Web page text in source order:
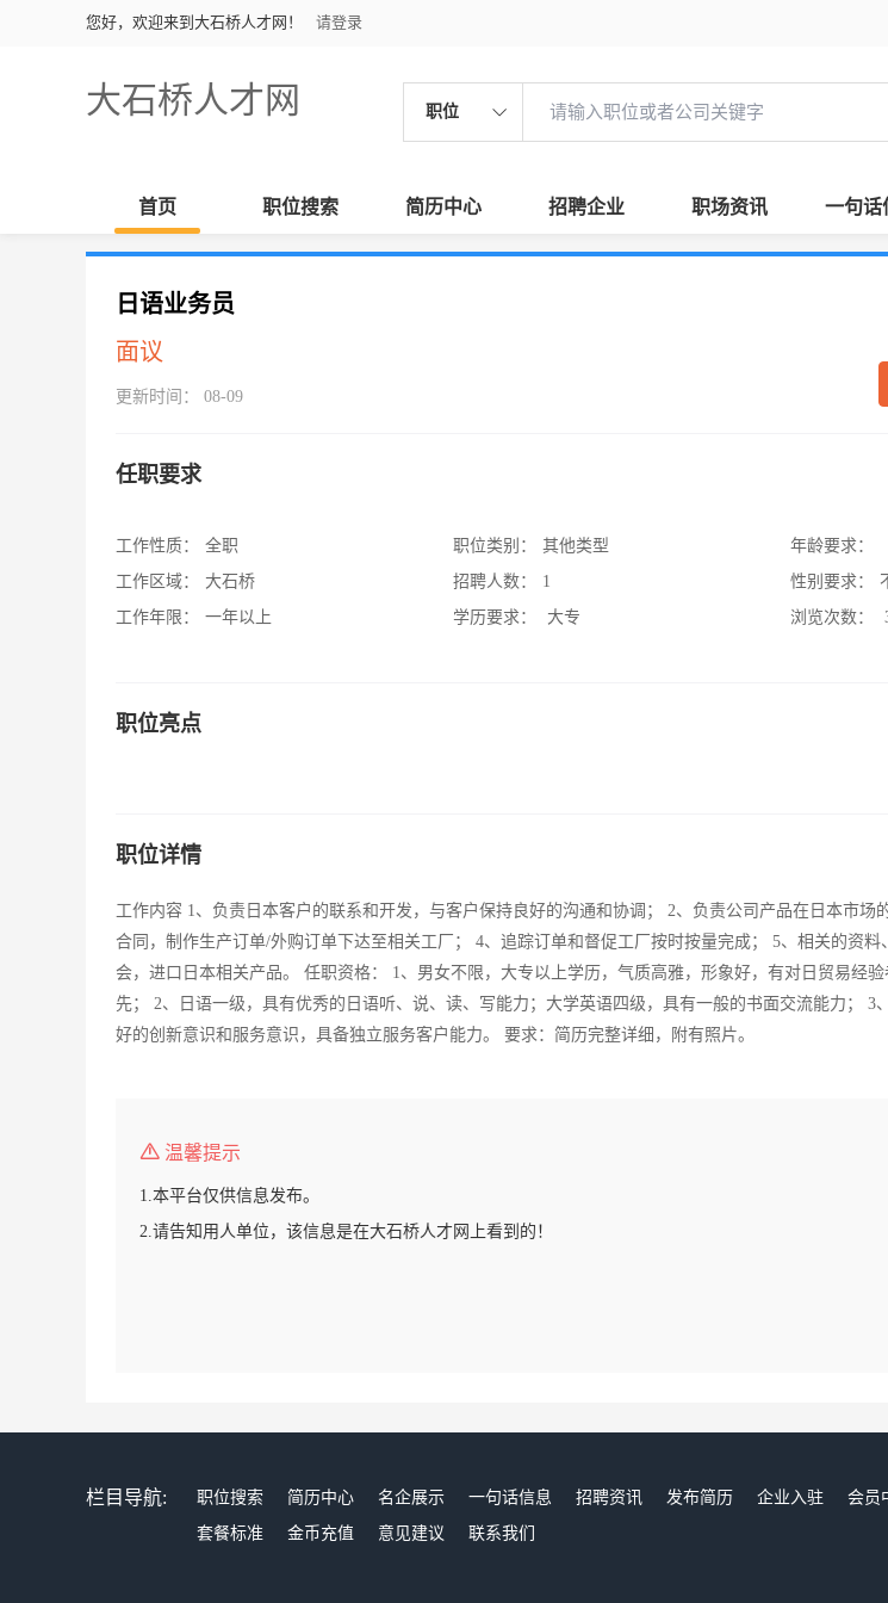
您好，欢迎来到大石桥人才网！ 请登录
大石桥人才网 职位
首页 职位搜索 简历中心 招聘企业 职场资讯 一句话
日语业务员
面议
更新时间： 08-09
任职要求
工作性质：
全职
工作区域：
大石桥
工作年限：
一年以上
职位类别：
其他类型
招聘人数：
1
学历要求：
大专
年龄要求：
性别要求：
浏览次数：
职位亮点
职位详情
工作内容 1、负责日本客户的联系和开发，与客户保持良好的沟通和协调； 2、负责公司产品在日本市场
合同，制作生产订单/外购订单下达至相关工厂； 4、追踪订单和督促工厂按时按量完成； 5、相关的资
会，进口日本相关产品。 任职资格： 1、男女不限，大专以上学历，气质高雅，形象好，有对日贸易经
先； 2、日语一级，具有优秀的日语听、说、读、写能力；大学英语四级，具有一般的书面交流能力； 3
好的创新意识和服务意识，具备独立服务客户能力。 要求：简历完整详细，附有照片。
温馨提示
1.本平台仅供信息发布。
2.请告知用人单位，该信息是在大石桥人才网上看到的！
栏目导航: 职位搜索 简历中心 名企展示 一句话信息 招聘资讯 发布简历 企业入驻 会员
套餐标准
金币充值 意见建议 联系我们